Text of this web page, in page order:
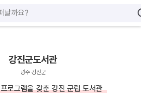
강진군도서관
광주 강진군
로그램을 갖춘 강진 군립 도서관